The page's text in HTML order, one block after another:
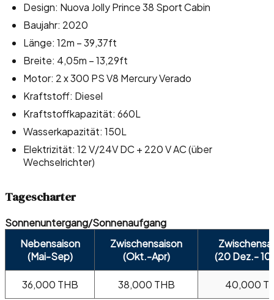
Design: Nuova Jolly Prince 38 Sport Cabin
Baujahr: 2020
Länge: 12m – 39,37ft
Breite: 4,05m – 13,29ft
Motor: 2 x 300 PS V8 Mercury Verado
Kraftstoff: Diesel
Kraftstoffkapazität: 660L
Wasserkapazität: 150L
Elektrizität: 12 V/24V DC + 220 V AC (über
Wechselrichter)
Tagescharter
Sonnenuntergang/Sonnenaufgang
Nebensaison
(Mai-Sep)
Zwischensaison
(Okt.-Apr)
(20 Dez.- 10
36,000 THB 38,000 THB 40,000